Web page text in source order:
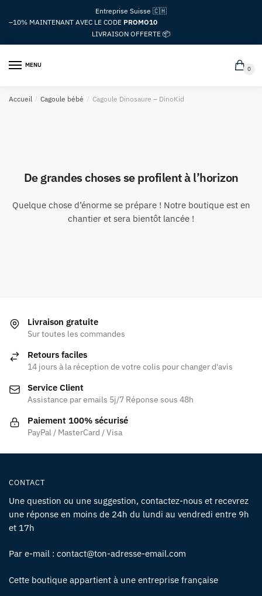
navigation
au
Entreprise Suisse 🇨🇭
–10% MAINTENANT AVEC LE CODE PROMO10
LIVRAISON OFFERTE 📦
MENU
0
Accueil / Cagoule bébé / Cagoule Dinosaure – DinoKid
De grandes choses se profilent à l’horizon
Quelque chose d’énorme se prépare ! Notre boutique est en
chantier et sera bientôt lancée !
Livraison gratuite
Sur toutes les commandes
Retours faciles
14 jours à la réception de votre colis pour changer d'avis
Service Client
Assistance par emails 5j/7 Réponse sous 48h
Paiement 100% sécurisé
PayPal / MasterCard / Visa
CONTACT
Une question ou une suggestion, contactez-nous et recevrez
une réponse en moins de 24h du lundi au vendredi entre 9h
et 17h
Par e-mail : contact@ton-adresse-email.com
Cette boutique appartient à une entreprise française